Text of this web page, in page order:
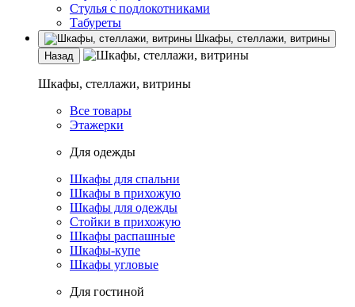
Стулья с подлокотниками
Табуреты
Шкафы, стеллажи, витрины
Назад
Шкафы, стеллажи, витрины
Все товары
Этажерки
Для одежды
Шкафы для спальни
Шкафы в прихожую
Шкафы для одежды
Стойки в прихожую
Шкафы распашные
Шкафы-купе
Шкафы угловые
Для гостиной